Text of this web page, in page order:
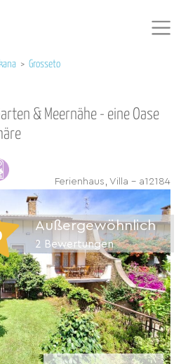
> Grosseto
& Meernähe - eine Oase
Ferienhaus, Villa - a12184
Außergewöhnlich
2 Bewertungen